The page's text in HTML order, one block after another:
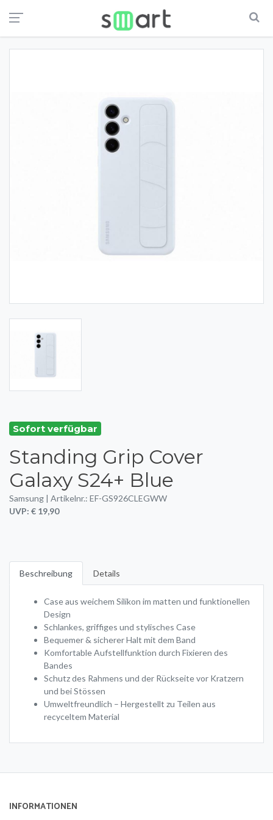
Sofort verfügbar
Standing Grip Cover
Galaxy S24+ Blue
Samsung | Artikelnr.: EF-GS926CLEGWW
UVP: € 19,90
Beschreibung Details
Case aus weichem Silikon im matten und funktionellen
Design
Schlankes, griffiges und stylisches Case
Bequemer & sicherer Halt mit dem Band
Komfortable Aufstellfunktion durch Fixieren des
Bandes
Schutz des Rahmens und der Rückseite vor Kratzern
und bei Stössen
Umweltfreundlich – Hergestellt zu Teilen aus
recyceltem Material
INFORMATIONEN